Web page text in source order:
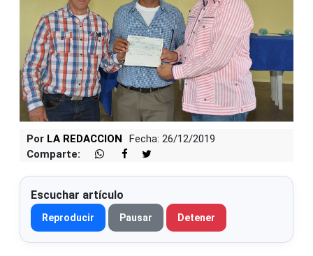
Por LA REDACCION
Fecha: 26/12/2019
Comparte:
Escuchar artículo
Reproducir Pausar Detener